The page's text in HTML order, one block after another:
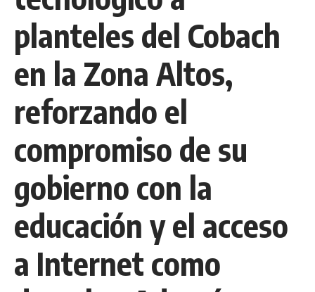
planteles del Cobach
en la Zona Altos,
reforzando el
compromiso de su
gobierno con la
educación y el acceso
a Internet como